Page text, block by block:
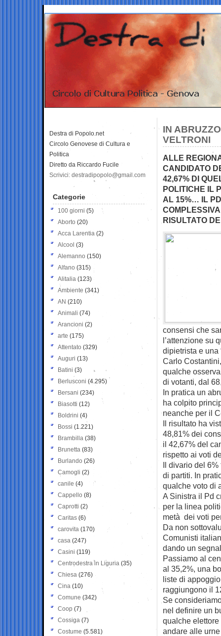
IN
VELTRONI
ALLE
CANDIDATO
42,67% DI
POLITICHE IL
AL 15%… IL
RISULTATO
consensi che
l’attenzione su
dipietrista e una
Carlo
qualche
di votanti, dal
In pratica un
ha colpito
neanche per il
Il risultato ha
48,81% dei
il 42,67% del
rispetto ai voti
Il divario del
di partiti. In
qualche voto di
A Sinistra il Pd
per la linea
metà dei voti
Da non
Comunisti
dando un
Passiamo al
al 35,2%, una
liste di
raggiungono il
Se
nel definire un
qualche
andare alle
Destra di Popolo.net
Circolo Genovese di Cultura e
Politica
Diretto da Riccardo Fucile
Scrivici: destradipopolo@gmail.com
Categorie
100 giorni (5)
Aborto (20)
Acca Larentia (2)
Alcool (3)
Alemanno (150)
Alfano (315)
Alitalia (123)
Ambiente (341)
AN (210)
Animali (74)
Arancioni (2)
arte (175)
Attentato (329)
Auguri (13)
Batini (3)
Berlusconi (4.295)
Bersani (234)
Biasotti (12)
Boldrini (4)
Bossi (1.221)
Brambilla (38)
Brunetta (83)
Burlando (26)
Camogli (2)
canile (4)
Cappello (8)
Caprotti (2)
Caritas (6)
carovita (170)
casa (247)
Casini (119)
Centrodestra in Liguria (35)
Chiesa (276)
Cina (10)
Comune (342)
Coop (7)
Cossiga (7)
Costume (5.581)